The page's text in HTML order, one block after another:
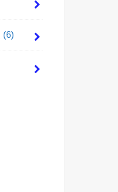
(6)